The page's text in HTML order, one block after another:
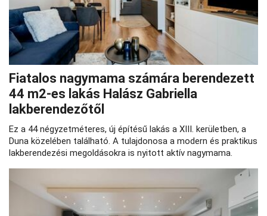
Fiatalos nagymama számára berendezett
44 m2-es lakás Halász Gabriella
lakberendezőtől
Ez a 44 négyzetméteres, új építésű lakás a XIII. kerületben, a
Duna közelében található. A tulajdonosa a modern és praktikus
lakberendezési megoldásokra is nyitott aktív nagymama.